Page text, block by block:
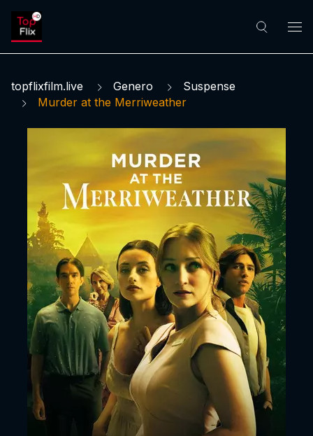
topflixfilm.live Genero
Suspense
Murder at the Merriweather